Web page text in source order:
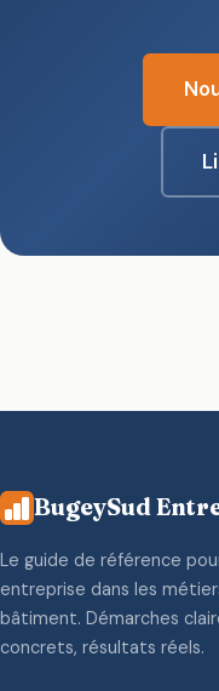
BugeySud
Le guide de référence
entreprise dans les
bâtiment. Démarches
concrets, résultats réels.